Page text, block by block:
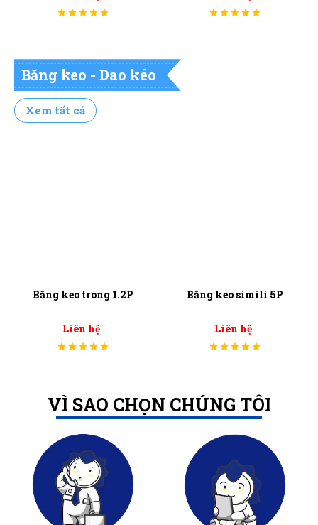
Băng keo - Dao kéo
Xem tất cả
Băng keo trong 1.2P
Liên hệ
Băng keo simili 5P
Liên hệ
VÌ SAO CHỌN CHÚNG TÔI